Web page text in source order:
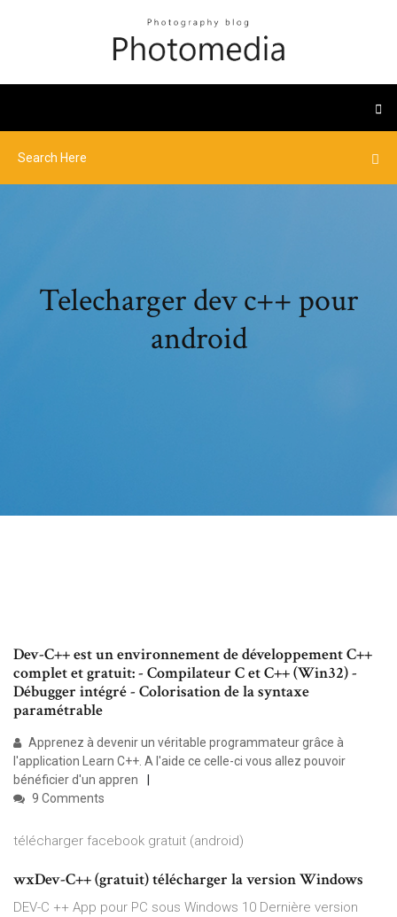
Telecharger dev c++ pour
android
Dev-C++ est un environnement de développement C++
complet et gratuit: - Compilateur C et C++ (Win32) -
Débugger intégré - Colorisation de la syntaxe
paramétrable
Apprenez à devenir un véritable programmateur grâce à
l'application Learn C++. A l'aide ce celle-ci vous allez pouvoir
bénéficier d'un appren
9 Comments
télécharger facebook gratuit (android)
wxDev-C++ (gratuit) télécharger la version Windows
DEV-C ++ App pour PC sous Windows 10 Dernière version